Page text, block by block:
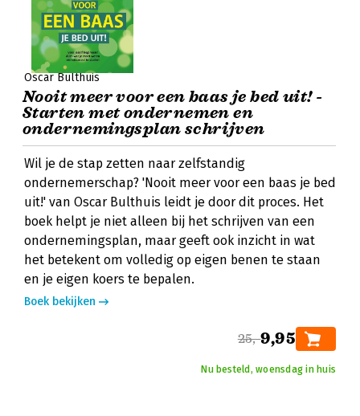
Oscar Bulthuis
Nooit meer voor een baas je bed uit! -
Starten met ondernemen en
ondernemingsplan schrijven
Wil je de stap zetten naar zelfstandig
ondernemerschap? 'Nooit meer voor een baas je bed
uit!' van Oscar Bulthuis leidt je door dit proces. Het
boek helpt je niet alleen bij het schrijven van een
ondernemingsplan, maar geeft ook inzicht in wat
het betekent om volledig op eigen benen te staan
en je eigen koers te bepalen.
Boek bekijken
25,-9,95
Nu besteld, woensdag in huis